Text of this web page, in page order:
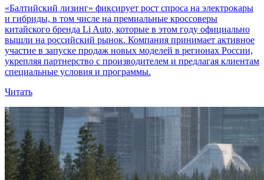
«Балтийский лизинг» фиксирует рост спроса на электрокары
и гибриды, в том числе на премиальные кроссоверы
китайского бренда Li Auto, которые в этом году официально
вышли на российский рынок. Компания принимает активное
участие в запуске продаж новых моделей в регионах России,
укрепляя партнерство с производителем и предлагая клиентам
специальные условия и программы.
Читать